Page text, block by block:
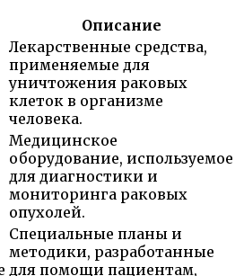
Описание
Лекарственные средства,
применяемые для
уничтожения раковых
клеток в организме
человека.
Медицинское
оборудование, используемое
для диагностики и
мониторинга раковых
опухолей.
Специальные планы и
методики, разработанные
для помощи пациентам,